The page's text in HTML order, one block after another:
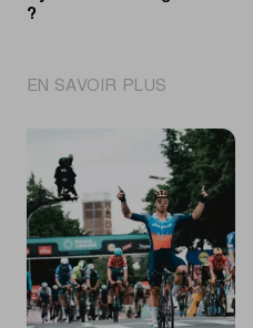
?
EN SAVOIR PLUS
sera
le
successeur
de
Dylan
?